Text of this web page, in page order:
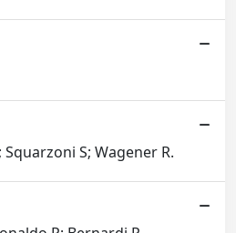
S; Wagener R.